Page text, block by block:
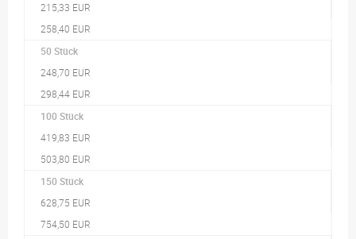
215,33 EUR
258,40 EUR
50 Stück
248,70 EUR
298,44 EUR
100 Stück
419,83 EUR
503,80 EUR
150 Stück
628,75 EUR
754,50 EUR